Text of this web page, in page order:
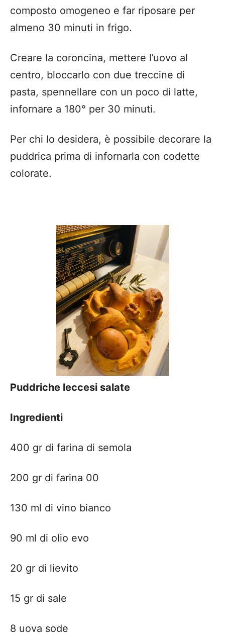
composto omogeneo e far riposare per
almeno 30 minuti in frigo.
Creare la coroncina, mettere l’uovo al
centro, bloccarlo con due treccine di
pasta, spennellare con un poco di latte,
infornare a 180° per 30 minuti.
Per chi lo desidera, è possibile decorare la
puddrica prima di infornarla con codette
colorate.
Puddriche leccesi salate
Ingredienti
400 gr di farina di semola
200 gr di farina 00
130 ml di vino bianco
90 ml di olio evo
20 gr di lievito
15 gr di sale
8 uova sode